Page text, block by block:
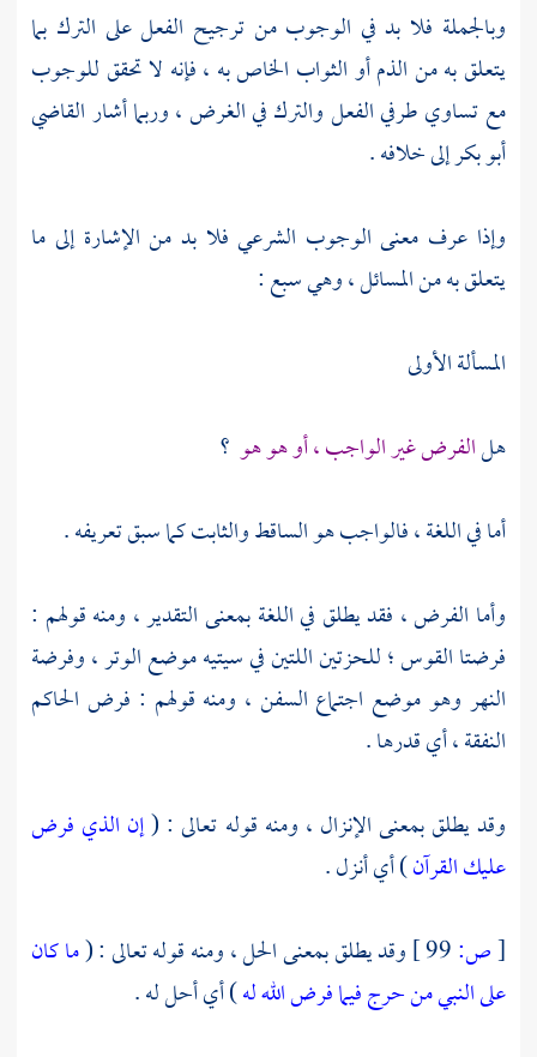
وبالجملة فلا بد في الوجوب من ترجيح الفعل على الترك بما
يتعلق به من الذم أو الثواب الخاص به ، فإنه لا تحقق للوجوب
مع تساوي طرفي الفعل والترك في الغرض ، وربما أشارالقاضي
أبو بكرإلى خلافه .
وإذا عرف معنى الوجوب الشرعي فلا بد من الإشارة إلى ما
يتعلق به من المسائل ، وهي سبع :
المسألة الأولى
هلالفرض غير الواجب ، أو هو هو ؟
أما في اللغة ، فالواجب هو الساقط والثابت كما سبق تعريفه .
وأما الفرض ، فقد يطلق في اللغة بمعنى التقدير ، ومنه قولهم :
فرضتا القوس ؛ للحزتين اللتين في سيتيه موضع الوتر ، وفرضة
النهر وهو موضع اجتماع السفن ، ومنه قولهم : فرض الحاكم
النفقة ، أي قدرها .
وقد يطلق بمعنى الإنزال ، ومنه قوله تعالى : (إن الذي فرض
عليك القرآن) أي أنزل .
[ص: وقد يطلق بمعنى الحل ، ومنه قوله تعالى : (ما كان
على النبي من حرج فيما فرض الله له) أي أحل له .